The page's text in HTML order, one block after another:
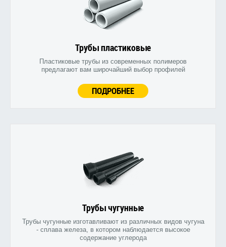
Трубы пластиковые
Пластиковые трубы из современных полимеров
предлагают вам широчайший выбор профилей
ПОДРОБНЕЕ
Трубы чугунные
Трубы чугунные изготавливают из различных видов чугуна
- сплава железа, в котором наблюдается высокое
содержание углерода